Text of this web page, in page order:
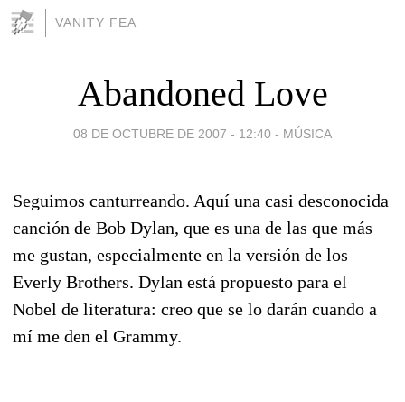
VANITY FEA
Abandoned Love
08 DE OCTUBRE DE 2007 - 12:40 - MÚSICA
Seguimos canturreando. Aquí una casi desconocida
canción de Bob Dylan, que es una de las que más
me gustan, especialmente en la versión de los
Everly Brothers. Dylan está propuesto para el
Nobel de literatura: creo que se lo darán cuando a
mí me den el Grammy.